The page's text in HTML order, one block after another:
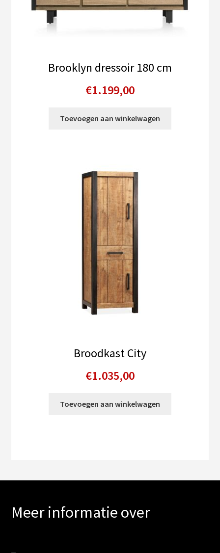
Brooklyn dressoir 180 cm
€1.199,00
Toevoegen aan winkelwagen
Broodkast City
€1.035,00
Toevoegen aan winkelwagen
Meer informatie over